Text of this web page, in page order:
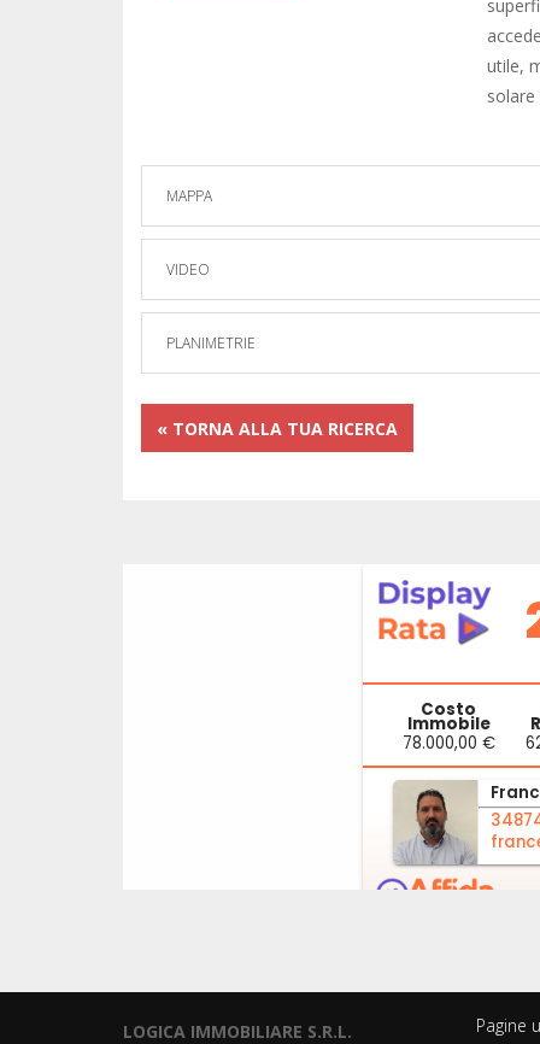
utile,
MAPPA
VIDEO
PLANIMETRIE
LOGICA IMMOBILIARE S.R.L. Pagine